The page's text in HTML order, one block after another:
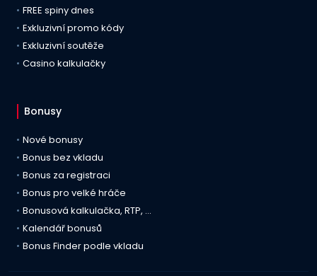
FREE spiny dnes
Exkluzivní promo kódy
Exkluzivní soutěže
Casino kalkulačky
Bonusy
Nové bonusy
Bonus bez vkladu
Bonus za registraci
Bonus pro velké hráče
Bonusová kalkulačka, RTP, …
Kalendář bonusů
Bonus Finder podle vkladu